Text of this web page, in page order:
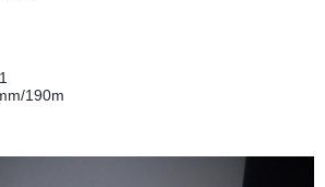
190m